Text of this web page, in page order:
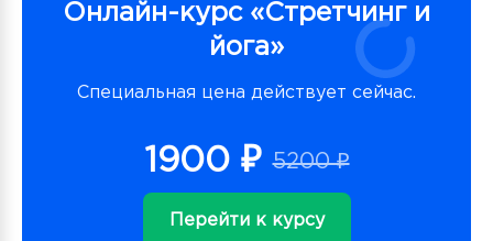
Онлайн-курс «Стретчинг и
йога»
Специальная цена действует сейчас.
1900 ₽ 5200 ₽
Перейти к курсу